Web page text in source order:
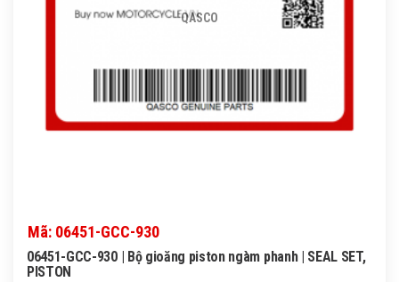
QASCO
Mã: 06451-GCC-930
06451-GCC-930 | Bộ gioăng piston ngàm phanh | SEAL SET,
PISTON